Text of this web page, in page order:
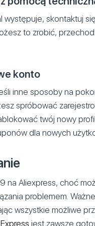
występuje, skontaktuj
to zrobić,
konto
inne sposoby na
spróbować
twój nowy
dla nowych
na Aliexpress, choć
problemem.
wszystkie możliwe
jest zawsze